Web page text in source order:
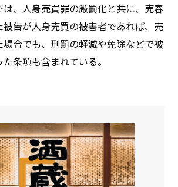
、人身売買罪の厳罰化と共に、売春
告が人身売買の被害者であれば、売
合でも、刑罰の軽減や免除などで被
条項も含まれている。